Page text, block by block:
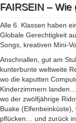
FAIRSEIN – Wie
Alle 6. Klassen haben
Globale Gerechtigkeit
Songs, kreativen Mini-
Anschnallen, gut am
kunterbunte weltweite
wo die kaputten
Kinderzimmern
wo der zwölfjährige
Buake
pflücken… und zurück